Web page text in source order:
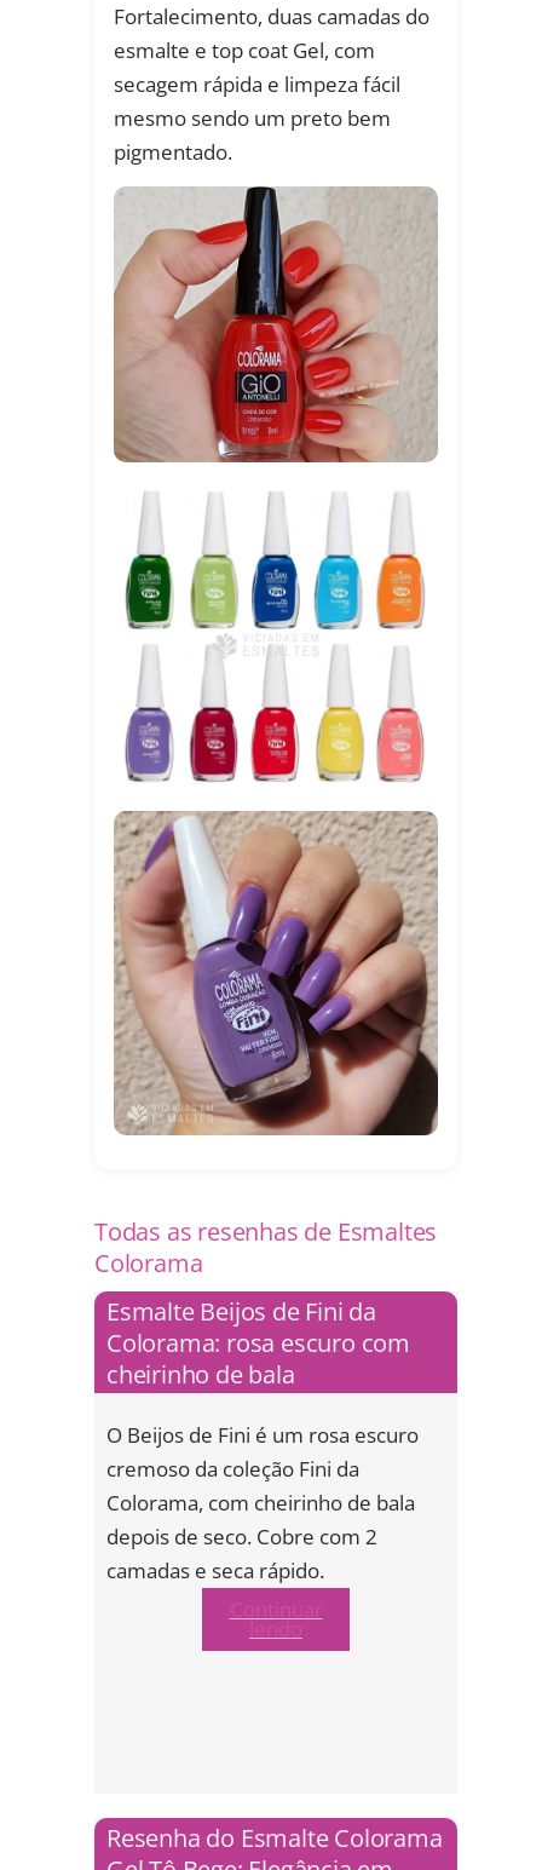
Fortalecimento, duas camadas do
esmalte e top coat Gel, com
secagem rápida e limpeza fácil
mesmo sendo um preto bem
pigmentado.
Todas as resenhas de Esmaltes
Colorama
Esmalte Beijos de Fini da
Colorama: rosa escuro com
cheirinho de bala
O Beijos de Fini é um rosa escuro
cremoso da coleção Fini da
Colorama, com cheirinho de bala
depois de seco. Cobre com 2
camadas e seca rápido.
lendo
Resenha do Esmalte Colorama